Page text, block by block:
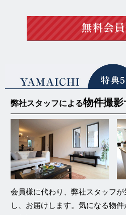
弊社スタッフによる物件撮影
会員様に代わり、弊社スタッフ
し、お届けします。気になる物